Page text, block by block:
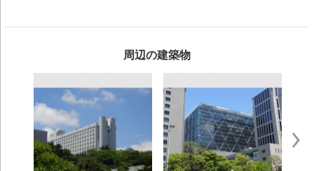
周辺の建築物